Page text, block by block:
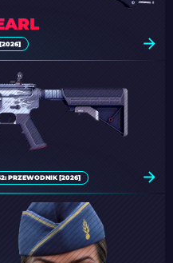
PRZEWODNIK [2026]